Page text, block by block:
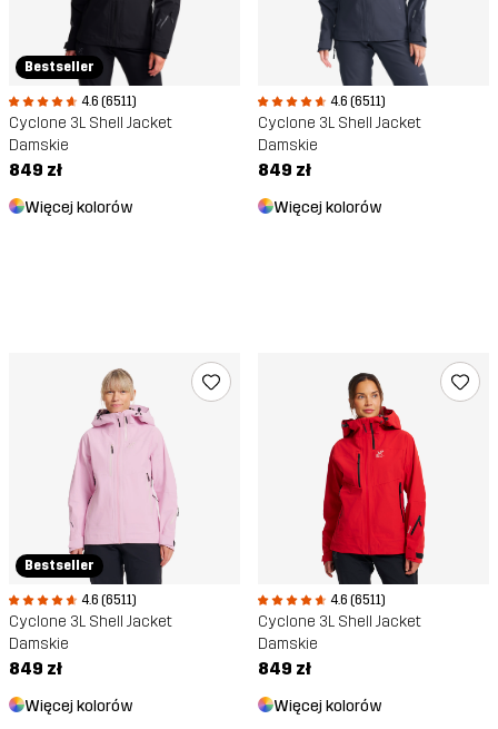
Bestseller
4.6 (6511)
Cyclone 3L Shell Jacket
Damskie
849 zł
Więcej kolorów
4.6 (6511)
Cyclone 3L Shell Jacket
Damskie
849 zł
Więcej kolorów
Bestseller
4.6 (6511)
Cyclone 3L Shell Jacket
Damskie
849 zł
Więcej kolorów
4.6 (6511)
Cyclone 3L Shell Jacket
Damskie
849 zł
Więcej kolorów